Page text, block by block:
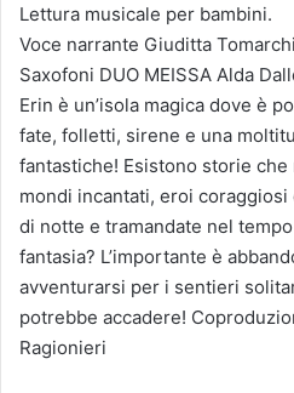
Lettura musicale per bambini.
Voce narrante Giuditta
Saxofoni DUO MEISSA Alda
Erin è un’isola magica dove è
fate, folletti, sirene e una
fantastiche! Esistono storie
mondi incantati, eroi
di notte e tramandate nel
fantasia? L’importante è
avventurarsi per i sentieri
potrebbe accadere!
Ragionieri